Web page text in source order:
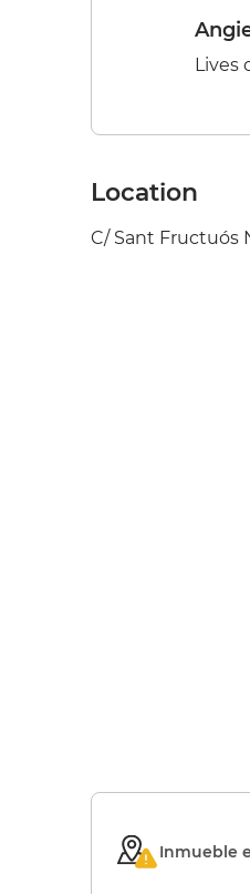
Lives
Location
C/ Sant Fructuós
Inmueble